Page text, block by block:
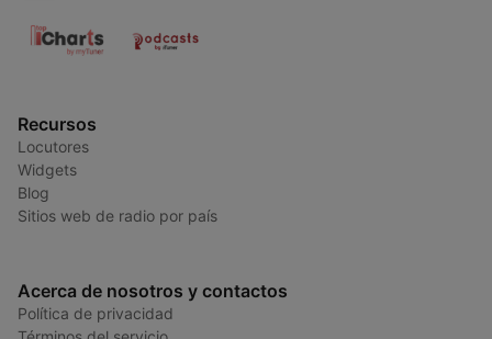
Recursos
Locutores
Widgets
Blog
Sitios web de radio por país
Acerca de nosotros y contactos
Política de privacidad